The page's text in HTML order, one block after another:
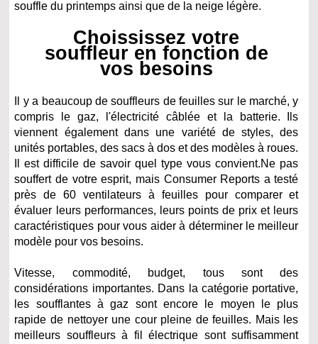
souffle du printemps ainsi que de la neige légère.
Choississez votre
souffleur en fonction de
vos besoins
Il y a beaucoup de souffleurs de feuilles sur le marché, y
compris le gaz, l'électricité câblée et la batterie. Ils
viennent également dans une variété de styles, des
unités portables, des sacs à dos et des modèles à roues.
Il est difficile de savoir quel type vous convient.Ne pas
souffert de votre esprit, mais Consumer Reports a testé
près de 60 ventilateurs à feuilles pour comparer et
évaluer leurs performances, leurs points de prix et leurs
caractéristiques pour vous aider à déterminer le meilleur
modèle pour vos besoins.
Vitesse, commodité, budget, tous sont des
considérations importantes. Dans la catégorie portative,
les soufflantes à gaz sont encore le moyen le plus
rapide de nettoyer une cour pleine de feuilles. Mais les
meilleurs souffleurs à fil électrique sont suffisamment